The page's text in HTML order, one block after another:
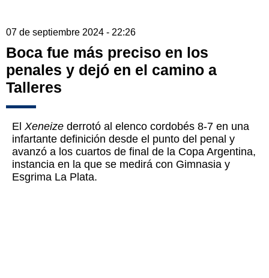
07 de septiembre 2024 - 22:26
Boca fue más preciso en los
penales y dejó en el camino a
Talleres
El Xeneize derrotó al elenco cordobés 8-7 en una
infartante definición desde el punto del penal y
avanzó a los cuartos de final de la Copa Argentina,
instancia en la que se medirá con Gimnasia y
Esgrima La Plata.